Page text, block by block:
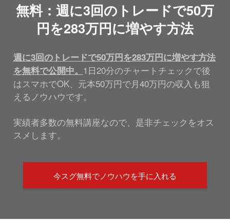
無料：週に3回のトレードで50万
円を283万円に増やす方法
週に3回のトレードで50万円を283万円に増やす方法
を無料で公開中。 1日20分のチャートチェックで後
はスマホでOK、元本50万円で月40万円の収入も狙
えるノウハウです。
実績者多数の無料講座なので、是非チェックをオス
スメします。
今スグ無料でノウハウを手に入れる